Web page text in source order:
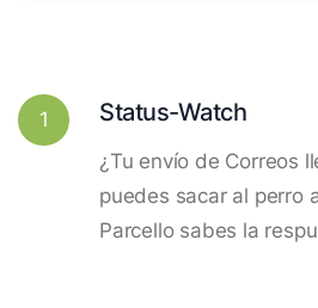
1 Status-Watch
¿Tu envío de Correos
puedes sacar al perro
Parcello sabes la